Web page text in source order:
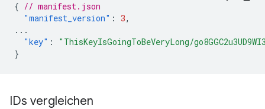
{ // manifest.json
"manifest_version" : 3,
...
"key" :
"ThisKeyIsGoingToBeVeryLong/
}
IDs vergleichen